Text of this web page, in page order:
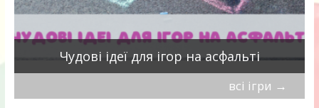
Чудові ідеї для ігор на асфальті
всі ігри →